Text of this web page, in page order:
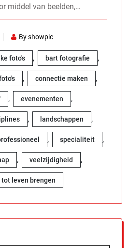
middel van beelden,…
By showpic
foto's , bart fotografie ,
, connectie maken ,
, evenementen ,
, landschappen ,
, specialiteit ,
, veelzijdigheid ,
leven brengen